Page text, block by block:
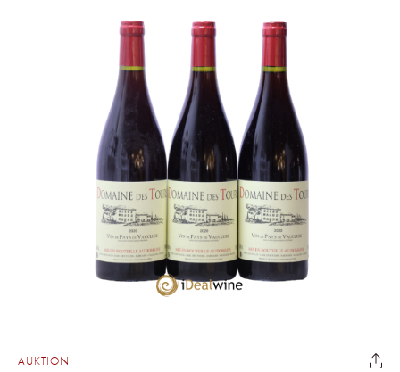
AUKTION